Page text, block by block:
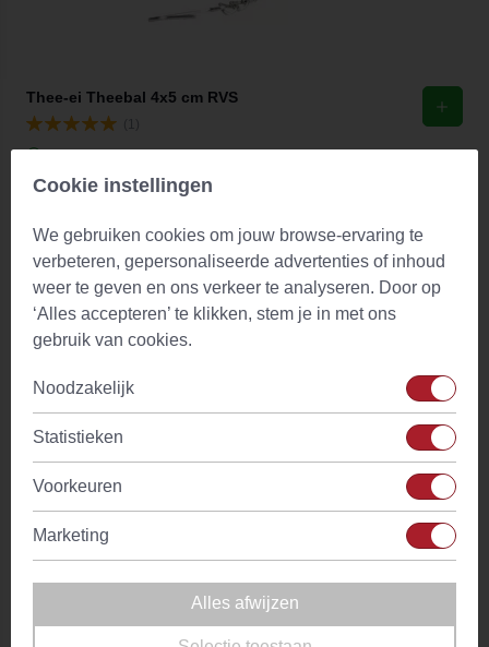
Thee-ei Theebal 4x5 cm RVS
Vanaf€ 2,96
Thee-ei RVS dia. 6 cm Chacult
(2)
Cookie instellingen
We gebruiken cookies om jouw browse-ervaring te
verbeteren, gepersonaliseerde advertenties of inhoud
weer te geven en ons verkeer te analyseren. Door op
‘Alles accepteren’ te klikken, stem je in met ons
gebruik van cookies.
Noodzakelijk
Statistieken
Voorkeuren
Marketing
Alles afwijzen